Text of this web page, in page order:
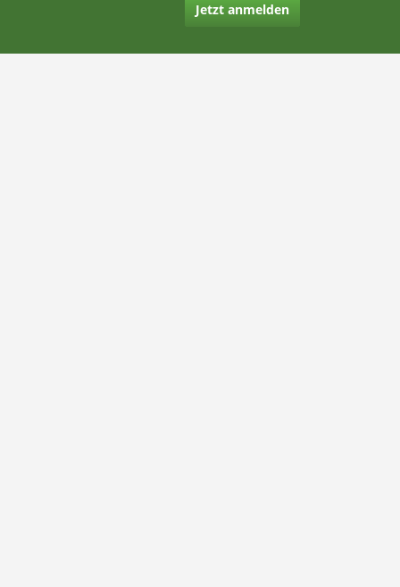
Jetzt anmelden